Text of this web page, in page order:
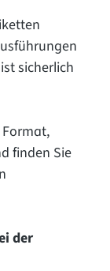
sicherlich
finden Sie
der